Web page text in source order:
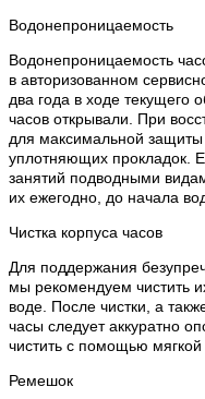
Водонепроницаемость
Водонепроницаемость
в авторизованном
два года в ходе текущего
часов открывали. При
для максимальной защиты
уплотняющих прокладок.
занятий подводными
их ежегодно, до начала
Чистка корпуса часов
Для поддержания
мы рекомендуем чистить
воде. После чистки, а
часы следует аккуратно
чистить с помощью мягкой
Ремешок